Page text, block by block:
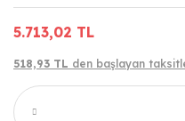
5.713,02 TL
518,93 TL den başlayan